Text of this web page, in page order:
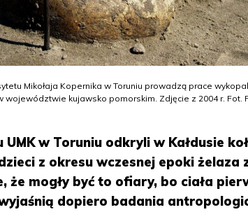
Mikołaja Kopernika w Toruniu prowadzą prace
województwie kujawsko pomorskim. Zdjęcie z 2004 r. Fot.
w Toruniu odkryli w Kałdusie
z okresu wczesnej epoki żelaza
że mogły być to ofiary, bo ciała
dopiero badania